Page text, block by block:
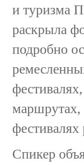
и туризма
раскрыла
подробно
маршрутах,
фестивалях
Спикер